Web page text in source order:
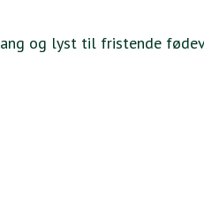
og lyst til fristende